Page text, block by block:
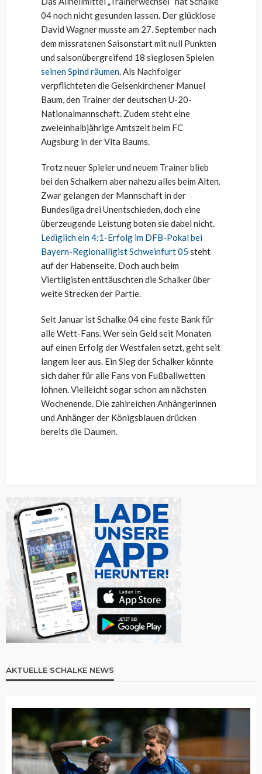
04 noch nicht gesunden lassen. Der glücklose
David Wagner musste am 27. September nach
dem missratenen Saisonstart mit null Punkten
und saisonübergreifend 18 sieglosen Spielen
seinen Spind räumen. Als Nachfolger
verpflichteten die Gelsenkirchener Manuel
Baum, den Trainer der deutschen U-20-
Nationalmannschaft. Zudem steht eine
zweieinhalbjährige Amtszeit beim FC
Augsburg in der Vita Baums.
Trotz neuer Spieler und neuem Trainer blieb
bei den Schalkern aber nahezu alles beim Alten.
Zwar gelangen der Mannschaft in der
Bundesliga drei Unentschieden, doch eine
überzeugende Leistung boten sie dabei nicht.
Lediglich ein 4:1-Erfolg im DFB-Pokal bei
Bayern-Regionalligist Schweinfurt 05 steht
auf der Habenseite. Doch auch beim
Viertligisten enttäuschten die Schalker über
weite Strecken der Partie.
Seit Januar ist Schalke 04 eine feste Bank für
alle Wett-Fans. Wer sein Geld seit Monaten
auf einen Erfolg der Westfalen setzt, geht seit
langem leer aus. Ein Sieg der Schalker könnte
sich daher für alle Fans von Fußballwetten
lohnen. Vielleicht sogar schon am nächsten
Wochenende. Die zahlreichen Anhängerinnen
und Anhänger der Königsblauen drücken
bereits die Daumen.
AKTUELLE SCHALKE NEWS